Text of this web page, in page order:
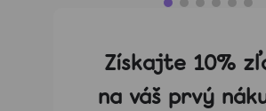
Získajte 10%
na váš prvý